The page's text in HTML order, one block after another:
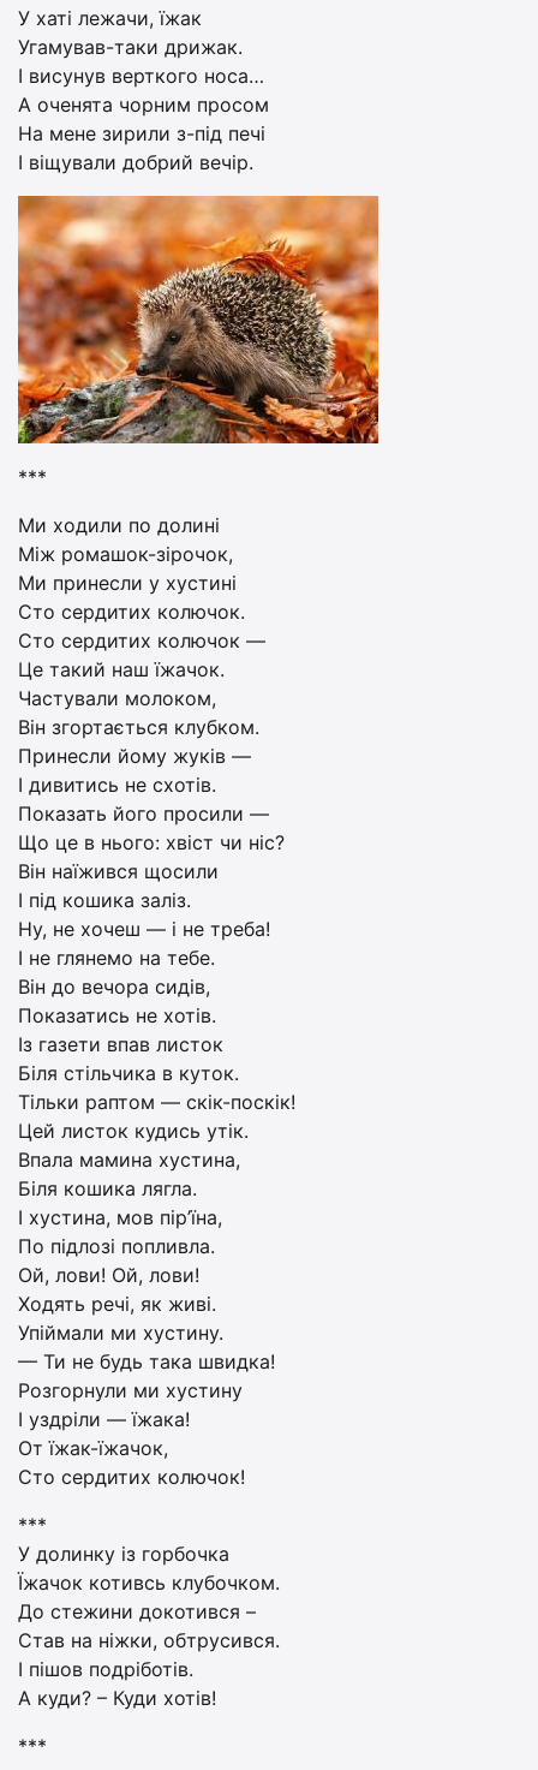
У хаті лежачи, їжак
Угамував-таки дрижак.
І висунув верткого носа…
А оченята чорним просом
На мене зирили з-під печі
І віщували добрий вечір.
***
Ми ходили по долині
Між ромашок-зірочок,
Ми принесли у хустині
Сто сердитих колючок.
Сто сердитих колючок —
Це такий наш їжачок.
Частували молоком,
Він згортається клубком.
Принесли йому жуків —
І дивитись не схотів.
Показать його просили —
Що це в нього: хвіст чи ніс?
Він наїжився щосили
І під кошика заліз.
Ну, не хочеш — і не треба!
І не глянемо на тебе.
Він до вечора сидів,
Показатись не хотів.
Із газети впав листок
Біля стільчика в куток.
Тільки раптом — скік-поскік!
Цей листок кудись утік.
Впала мамина хустина,
Біля кошика лягла.
І хустина, мов пір’їна,
По підлозі попливла.
Ой, лови! Ой, лови!
Ходять речі, як живі.
Упіймали ми хустину.
— Ти не будь така швидка!
Розгорнули ми хустину
І уздріли — їжака!
От їжак-їжачок,
Сто сердитих колючок!
***
У долинку із горбочка
Їжачок котивсь клубочком.
До стежини докотився –
Став на ніжки, обтрусився.
І пішов подріботів.
А куди? – Куди хотів!
***